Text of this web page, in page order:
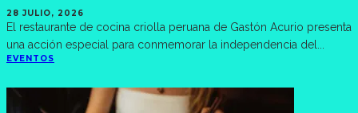
28 JULIO, 2026
El restaurante de cocina criolla peruana de Gastón Acurio presenta
una acción especial para conmemorar la independencia del...
EVENTOS